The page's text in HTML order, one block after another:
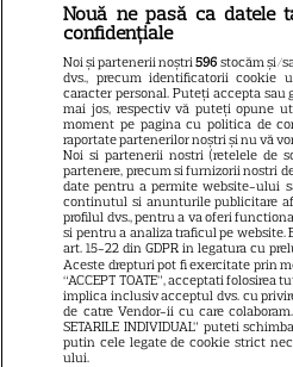
10
Amalia
alături
11
VEDETE
Ioana
în
au
Nouă ne pasă ca datele
confidențiale
Noi și partenerii noștri596 stocăm și/
dvs., precum identificatorii cookie
caracter personal. Puteți accepta
mai jos, respectiv vă puteți opune
moment pe pagina cu politica de
raportate partenerilor noștri și nu vă
Noi si partenerii nostri (retelele de
partenere, precum si furnizorii nostri
date pentru a permite website-ului
continutul si anunturile publicitare
profilul dvs., pentru a va oferi
si pentru a analiza traficul pe website.
art. 15-22 din GDPR in legatura cu
Aceste drepturi pot fi exercitate prin
“ACCEPT TOATE”, acceptati folosirea
implica inclusiv acceptul dvs. cu
de catre Vendor-ii cu care
SETARILE INDIVIDUAL” puteti
putin cele legate de cookie strict
ului.